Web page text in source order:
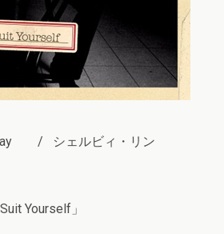
/ シェルビィ・リン
Yourself」